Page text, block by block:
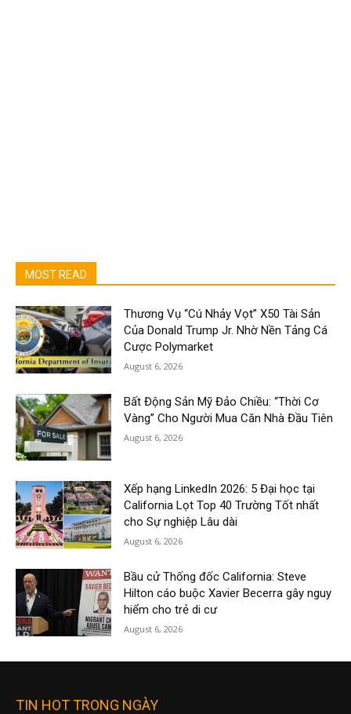
MOST READ
Thương Vụ “Cú Nhảy Vọt” X50 Tài Sản
Của Donald Trump Jr. Nhờ Nền Tảng Cá
Cược Polymarket
August 6, 2026
Bất Động Sản Mỹ Đảo Chiều: “Thời Cơ
Vàng” Cho Người Mua Căn Nhà Đầu Tiên
August 6, 2026
Xếp hạng LinkedIn 2026: 5 Đại học tại
California Lọt Top 40 Trường Tốt nhất
cho Sự nghiệp Lâu dài
August 6, 2026
Bầu cử Thống đốc California: Steve
Hilton cáo buộc Xavier Becerra gây nguy
hiểm cho trẻ di cư
August 6, 2026
TIN HOT TRONG NGÀY